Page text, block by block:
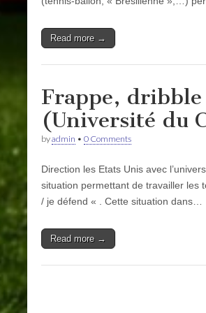
Read more →
Frappe,
(Université du
byadmin • 0 Comments
Direction les Etats Unis avec
situation permettant de travailler les
/ je défend « . Cette situation dans…
Read more →